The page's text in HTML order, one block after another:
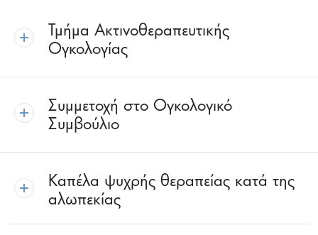
Τμήμα Ακτινοθεραπευτικής
Ογκολογίας
Συμμετοχή στο Ογκολογικό
Συμβούλιο
Καπέλα ψυχρής θεραπείας κατά της
αλωπεκίας